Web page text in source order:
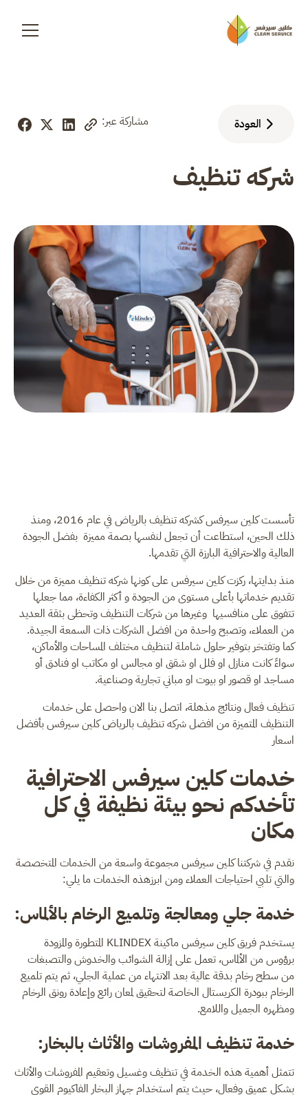
العودة مشاركة عبر:
شركه تنظيف
تأسست كلين سيرفس كشركه تنظيف بالرياض في عام 2016، ومنذ
ذلك الحين، استطاعت أن تجعل لنفسها بصمة مميزة بفضل الجودة
العالية والاحترافية البارزة التي تقدمها.
منذ بدايتها، ركزت كلين سيرفس على كونها شركه تنظيف مميزة من خلال
تقديم خدماتها بأعلى مستوى من الجودة و أكثر الكفاءة، مما جعلها
تتفوق على منافسيها وغيرها من شركات التنظيف وتحظى بثقة العديد
من العملاء، وتصبح واحدة من افضل الشركات ذات السمعة الجيدة.
كما وتفتخر بتوفير حلول شاملة لتنظيف مختلف المساحات والأماكن،
سواءً كانت منازل او فلل او شقق او مجالس او مكاتب او فنادق أو
مساجد او قصور او بيوت او مباني تجارية وصناعية.
تنظيف فعال ونتائج مذهلة، اتصل بنا الان واحصل على خدمات
التنظيف المتميزة من افضل شركه تنظيف بالرياض كلين سيرفس بأفضل
اسعار
خدمات كلين سيرفس الاحترافية
تأخدكم نحو بيئة نظيفة في كل
مكان
نقدم في شركتنا كلين سيرفس مجموعة واسعة من الخدمات المتخصصة
والتي تلبي احتياجات العملاء ومن ابرزهذه الخدمات ما يلي:
خدمة جلي ومعالجة وتلميع الرخام بالألماس:
يستخدم فريق كلين سيرفس ماكينة KLINDEX المتطورة والمزودة
برؤوس من الألماس، تعمل على إزالة الشوائب والخدوش والتصبغات
من سطح رخام بدقة عالية بعد الانتهاء من عملية الجلي، ثم يتم تلميع
الرخام ببودرة الكريستال الخاصة لتحقيق لمعان رائع وإعادة رونق الرخام
ومظهره الجميل واللامع.
خدمة تنظيف المفروشات والأثاث بالبخار:
تتمثل أهمية هذه الخدمة في تنظيف وغسيل وتعقيم المفروشات والأثاث
بشكل عميق وفعال، حيث يتم استخدام جهاز البخار الفاكيوم القوي